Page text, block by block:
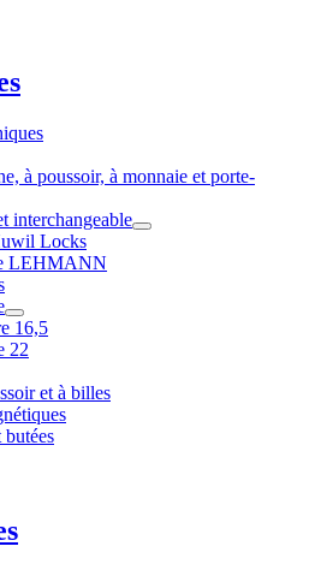
à poussoir, à monnaie et porte-
interchangeable
Locks
LEHMANN
16,5
22
et à billes
butées